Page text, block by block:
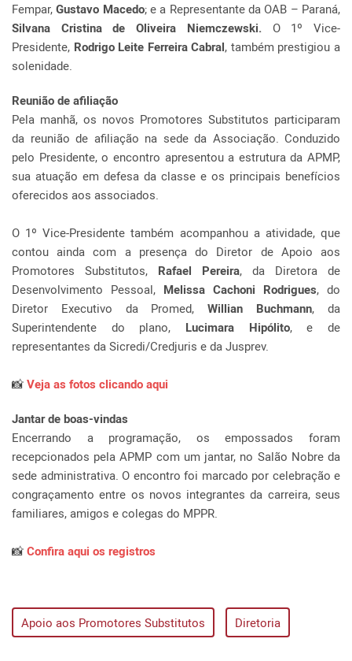
Fempar,Gustavo Macedo; e a Representante da OAB – Paraná,
Silvana Cristina de Oliveira Niemczewski. O 1º Vice-
Presidente, Rodrigo Leite Ferreira Cabral, também prestigiou a
solenidade.
Reunião de afiliação
Pela manhã, os novos Promotores Substitutos participaram
da reunião de afiliação na sede da Associação. Conduzido
pelo Presidente, o encontro apresentou a estrutura da APMP,
sua atuação em defesa da classe e os principais benefícios
oferecidos aos associados.
O 1º Vice-Presidente também acompanhou a atividade, que
contou ainda com a presença do Diretor de Apoio aos
Promotores Substitutos, Rafael Pereira, da
Diretora de
Desenvolvimento Pessoal, Melissa Cachoni Rodrigues, do
Diretor Executivo da Promed,Willian Buchmann, da
Superintendente do plano, Lucimara Hipólito, e de
representantes da Sicredi/Credjuris e da Jusprev.
📸 Veja as fotos clicando aqui
Jantar de boas-vindas
Encerrando a programação, os empossados foram
recepcionados pela APMP com um jantar, no Salão Nobre da
sede administrativa. O encontro foi marcado por celebração e
congraçamento entre os novos integrantes da carreira, seus
familiares, amigos e colegas do MPPR.
📸 Confira aqui os registros
Apoio aos Promotores Substitutos Diretoria